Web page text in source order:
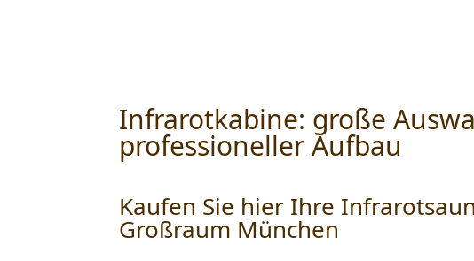
Infrarotkabine: große
professioneller Aufbau
Kaufen Sie hier Ihre
Großraum München